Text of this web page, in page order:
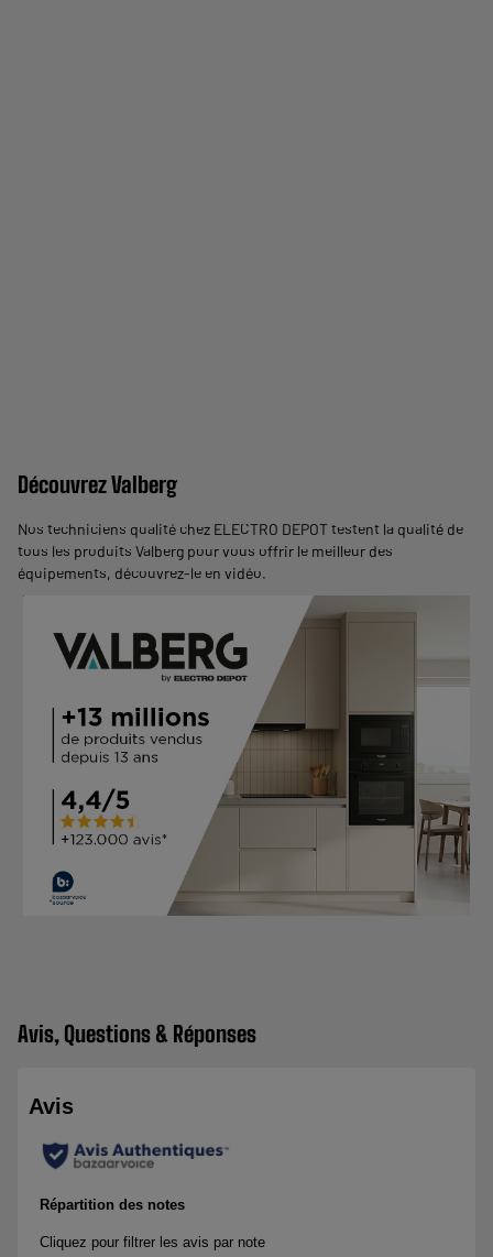
Découvrez Valberg
Nos techniciens qualité chez ELECTRO DEPOT testent la qualité de
tous les produits Valberg pour vous offrir le meilleur des
équipements, découvrez-le en vidéo.
Avis, Questions & Réponses